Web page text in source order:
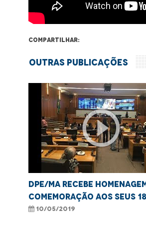
Compartilhar:
Outras Publicações
play_circle_outline
DPE/MA recebe
comemoração aos seus
10/05/2019